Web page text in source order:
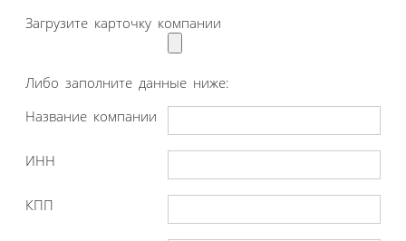
Загрузите карточку компании
Либо заполните данные ниже:
Название компании
ИНН
КПП